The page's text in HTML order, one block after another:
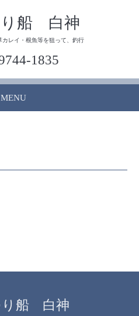
り船 白神
カレイ・根魚等を狙って、釣行
1835
り船 白神